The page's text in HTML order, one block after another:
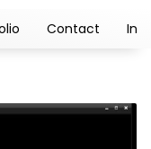
Contact